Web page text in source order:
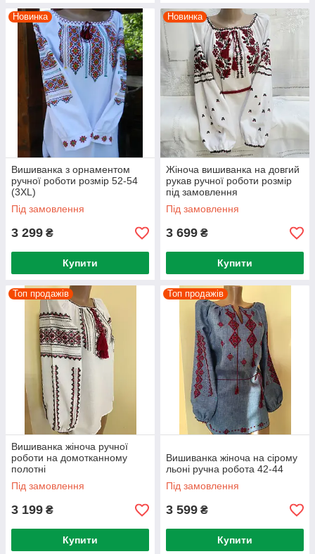
Новинка
Вишиванка з орнаментом
ручної роботи розмір 52-54
(3ХL)
Під замовлення
3 299 ₴
Купити
Новинка
Жіноча вишиванка на довгий
рукав ручної роботи розмір
під замовлення
Під замовлення
3 699 ₴
Купити
Топ продажів
Вишиванка жіноча ручної
роботи на домотканному
полотні
Під замовлення
3 199 ₴
Купити
Топ продажів
Вишиванка жіноча на сірому
льоні ручна робота 42-44
Під замовлення
3 599 ₴
Купити